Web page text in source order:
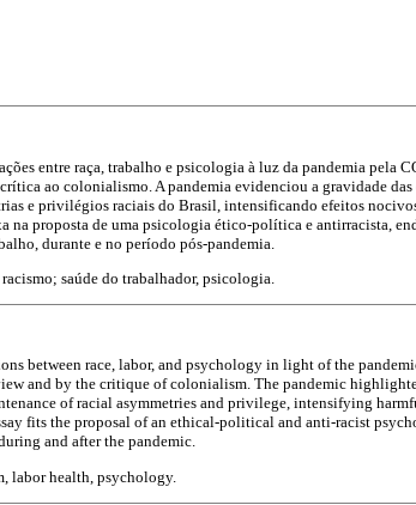
entre raça, trabalho e psicologia à luz da pandemia pela
ao colonialismo. A pandemia evidenciou a gravidade
e privilégios raciais do Brasil, intensificando efeitos
na proposta de uma psicologia ético-política e antirracista,
durante e no período pós-pandemia.
saúde do trabalhador, psicologia.
between race, labor, and psychology in light of the
and by the critique of colonialism. The pandemic
of racial asymmetries and privilege, intensifying
fits the proposal of an ethical-political and anti-racist
and after the pandemic.
labor health, psychology.